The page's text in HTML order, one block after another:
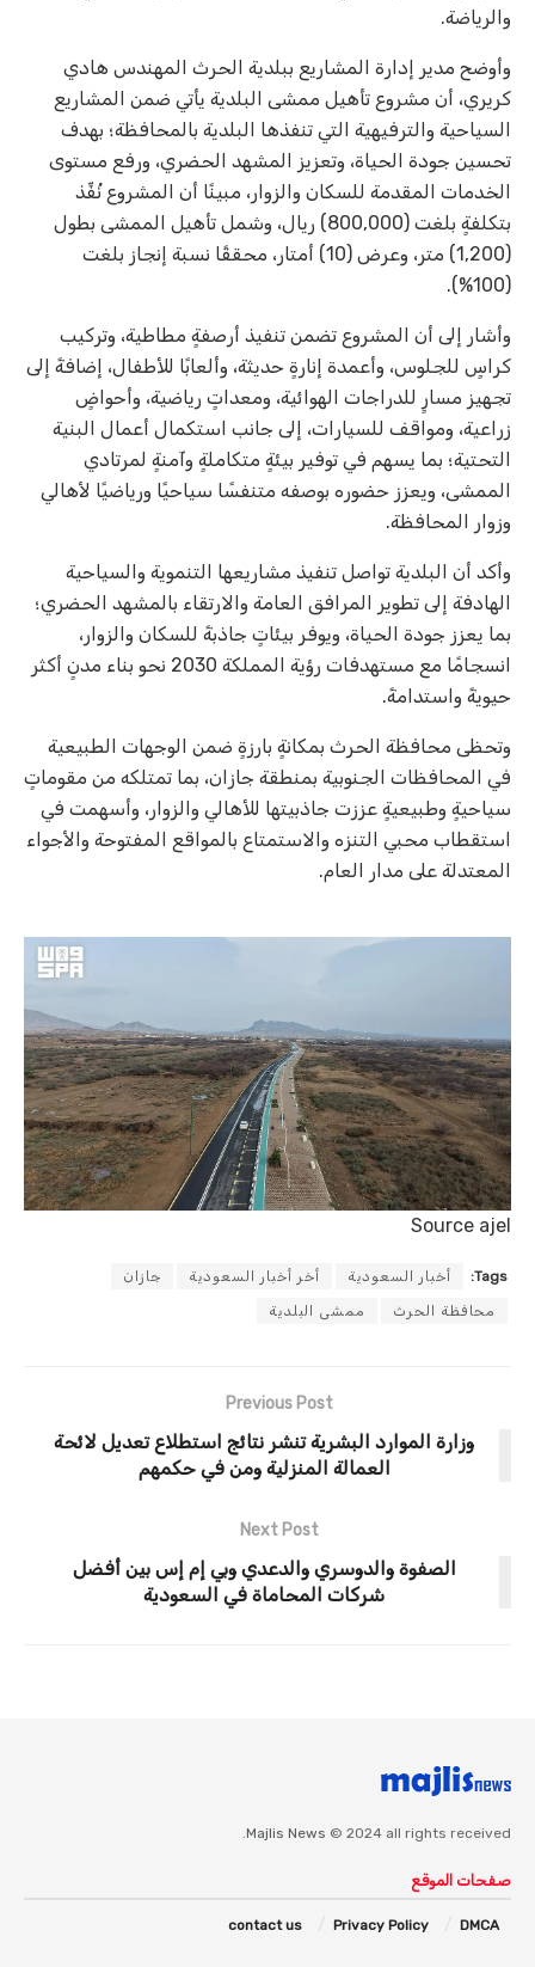
والرياضة.
وأوضح مدير إدارة المشاريع ببلدية الحرث المهندس هادي
كريري، أن مشروع تأهيل ممشى البلدية يأتي ضمن المشاريع
السياحية والترفيهية التي تنفذها البلدية بالمحافظة؛ بهدف
تحسين جودة الحياة، وتعزيز المشهد الحضري، ورفع مستوى
الخدمات المقدمة للسكان والزوار، مبينًا أن المشروع نُفِّذ
بتكلفةٍ بلغت (800,000) ريال، وشمل تأهيل الممشى بطول
(1,200) متر، وعرض (10) أمتار، محققًا نسبة إنجاز بلغت
(100%).
وأشار إلى أن المشروع تضمن تنفيذ أرصفةٍ مطاطية، وتركيب
كراسٍ للجلوس، وأعمدة إنارةٍ حديثة، وألعابًا للأطفال، إضافةً إلى
تجهيز مسارٍ للدراجات الهوائية، ومعداتٍ رياضية، وأحواضٍ
زراعية، ومواقف للسيارات، إلى جانب استكمال أعمال البنية
التحتية؛ بما يسهم في توفير بيئةٍ متكاملةٍ وآمنةٍ لمرتادي
الممشى، ويعزز حضوره بوصفه متنفسًا سياحيًا ورياضيًا لأهالي
وزوار المحافظة.
وأكد أن البلدية تواصل تنفيذ مشاريعها التنموية والسياحية
الهادفة إلى تطوير المرافق العامة والارتقاء بالمشهد الحضري؛
بما يعزز جودة الحياة، ويوفر بيئاتٍ جاذبةً للسكان والزوار،
انسجامًا مع مستهدفات رؤية المملكة 2030 نحو بناء مدنٍ أكثر
حيويةً واستدامةً.
وتحظى محافظة الحرث بمكانةٍ بارزةٍ ضمن الوجهات الطبيعية
في المحافظات الجنوبية بمنطقة جازان، بما تمتلكه من مقوماتٍ
سياحيةٍ وطبيعيةٍ عززت جاذبيتها للأهالي والزوار، وأسهمت في
استقطاب محبي التنزه والاستمتاع بالمواقع المفتوحة والأجواء
المعتدلة على مدار العام.
Source ajel
Tags: أخبار السعودية أخر أخبار السعودية جازان
محافظة الحرث ممشى البلدية
Previous Post
وزارة الموارد البشرية تنشر نتائج استطلاع تعديل لائحة
العمالة المنزلية ومن في حكمهم
Next Post
الصفوة والدوسري والدعدي وبي إم إس بين أفضل
شركات المحاماة في السعودية
Majlis News © 2024 all rights received.
صفحات الموقع
DMCA
Privacy Policy
contact us